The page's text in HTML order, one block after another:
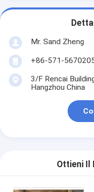
Mr. Sand Zheng
+86-571-
3/F Rencai
Hangzhou China
Ottieni Il